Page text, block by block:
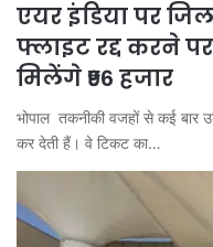
एयर इंडिया पर
फ्लाइट रद्द करने
मिलेंगे ₹96 हजार
भोपाल तकनीकी वजहों से कई बार
कर देती हैं। वे टिकट का…